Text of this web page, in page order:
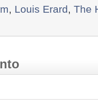
Louis Erard The